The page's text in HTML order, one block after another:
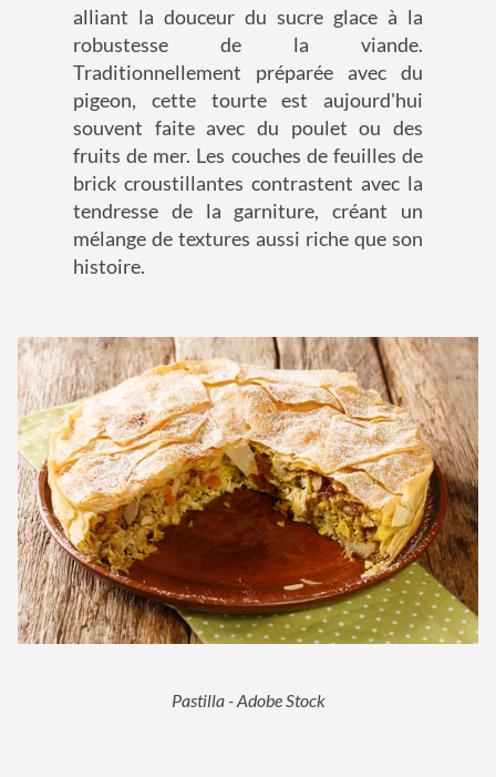
alliant la douceur du sucre glace à la
robustesse de la viande.
Traditionnellement préparée avec du
pigeon, cette tourte est aujourd'hui
souvent faite avec du poulet ou des
fruits de mer. Les couches de feuilles de
brick croustillantes contrastent avec la
tendresse de la garniture, créant un
mélange de textures aussi riche que son
histoire.
Pastilla - Adobe Stock